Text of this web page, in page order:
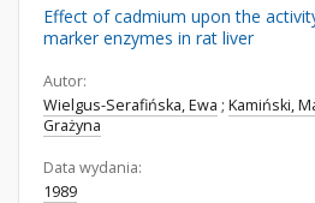
Effect of cadmium upon the
marker enzymes in rat liver
Autor:
Wielgus-Serafińska, Ewa ; Kamiński,
Grażyna
Data wydania:
1989